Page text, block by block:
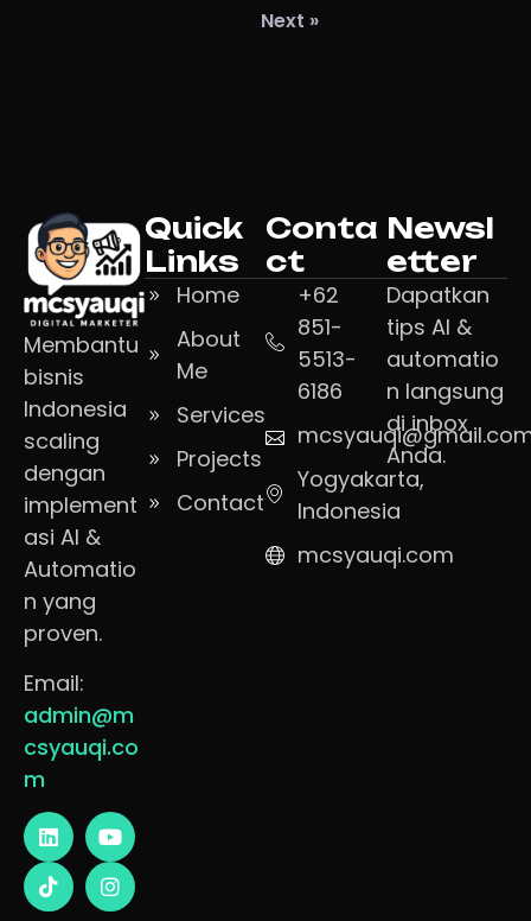
Next »
Membantu
bisnis
Indonesia
scaling
dengan
implement
asi AI &
Automatio
n yang
proven.
Email:
admin@m
csyauqi.co
m
Quick
Links
Home
About
Me
Services
Projects
Contact
Conta
ct
+62
851-
5513-
6186
Yogyakarta,
Indonesia
mcsyauqi.com
Newsl
etter
Dapatkan
tips AI &
automatio
n langsung
di inbox
Anda.